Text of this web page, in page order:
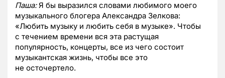
Паша:Я бы выразился словами любимого моего
музыкального блогера Александра Зелкова:
«Любить музыку и любить себя в музыке». Чтобы
с течением времени вся эта растущая
популярность, концерты, все из чего состоит
музыкантская жизнь, чтобы все это
не осточертело.